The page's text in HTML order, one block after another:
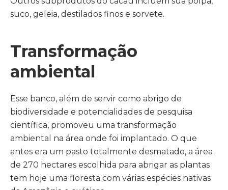
suco, geleia, destilados finos e sorvete.
Transformação
ambiental
Esse banco, além de servir como abrigo de
biodiversidade e potencialidades de pesquisa
científica, promoveu uma transformação
ambiental na área onde foi implantado. O que
antes era um pasto totalmente desmatado, a área
de 270 hectares escolhida para abrigar as plantas
tem hoje uma floresta com várias espécies nativas